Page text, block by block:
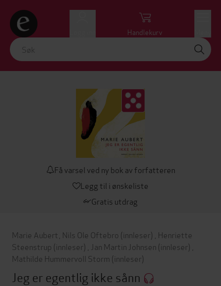
Handlekurv
Få varsel ved ny bok av forfatteren
Legg til i ønskeliste
Gratis utdrag
Marie Aubert Nils Ole Oftebro (innleser) Henriette
Steenstrup (innleser) Jan Martin Johnsen (innleser)
Mathilde Hummervoll Storm (innleser)
Jeg er egentlig ikke sånn